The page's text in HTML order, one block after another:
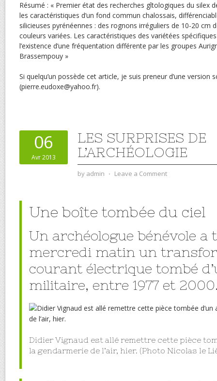
Résumé : « Premier état des recherches gîtologiques du silex
les caractéristiques d’un fond commun chalossais,
silicieuses pyrénéennes : des rognons irréguliers de 10-20 cm
couleurs variées. Les caractéristiques des variétées
l’existence d’une fréquentation différente par les groupes
Brassempouy »
Si quelqu’un possède cet article, je suis preneur d’une version
(pierre.eudoxe@yahoo.fr).
06
Avr 2013
LES SURPRISES DE
L’ARCHÉOLOGIE
by admin ⋅ Leave a Comment
Une boîte tombée du ciel
Un archéologue bénévole a
mercredi matin un
courant électrique tombé
militaire, entre 1977 et
Didier Vignaud est allé remettre cette pièce
la gendarmerie de l’air, hier. (Photo Nicolas le